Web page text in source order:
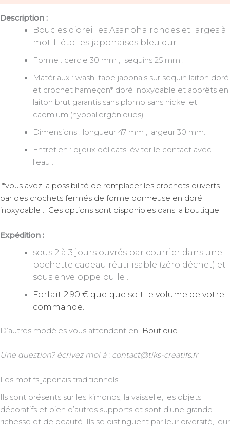
Description :
Boucles d’oreilles Asanoha rondes et larges à
motif étoiles japonaises bleu dur
Forme : cercle 30 mm , sequins 25 mm .
Matériaux : washi tape japonais sur sequin laiton doré
et crochet hameçon* doré inoxydable et apprêts en
laiton brut garantis sans plomb sans nickel et
cadmium (hypoallergéniques) .
Dimensions : longueur 47 mm , largeur 30 mm.
Entretien : bijoux délicats, éviter le contact avec
l’eau .
*vous avez la possibilité de remplacer les crochets ouverts
par des crochets fermés de forme dormeuse en doré
inoxydable . Ces options sont disponibles dans la boutique
Expédition :
sous 2 à 3 jours ouvrés par courrier dans une
pochette cadeau réutilisable (zéro déchet) et
sous enveloppe bulle .
Forfait 2.90 € quelque soit le volume de votre
commande.
D’autres modèles vous attendent en Boutique
Une question? écrivez moi à : contact@tiks-creatifs.fr
Les motifs japonais traditionnels:
Ils sont présents sur les kimonos, la vaisselle, les objets
décoratifs et bien d’autres supports et sont d’une grande
richesse et de beauté. Ils se distinguent par leur diversité, leur